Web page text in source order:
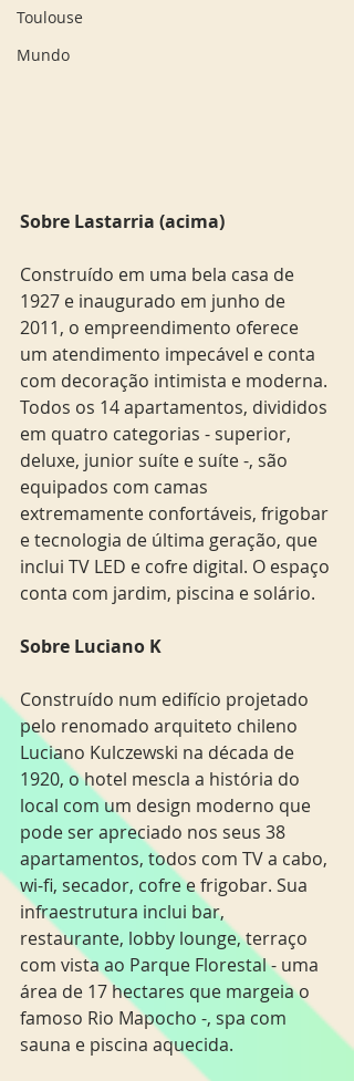
Toulouse
Mundo
Sobre Lastarria (acima)
Construído em uma bela casa de
1927 e inaugurado em junho de
2011, o empreendimento oferece
um atendimento impecável e conta
com decoração intimista e moderna.
Todos os 14 apartamentos, divididos
em quatro categorias - superior,
deluxe, junior suíte e suíte -, são
equipados com camas
extremamente confortáveis, frigobar
e tecnologia de última geração, que
inclui TV LED e cofre digital. O espaço
conta com jardim, piscina e solário.
Sobre Luciano K
Construído num edifício projetado
pelo renomado arquiteto chileno
Luciano Kulczewski na década de
1920, o hotel mescla a história do
local com um design moderno que
pode ser apreciado nos seus 38
apartamentos, todos com TV a cabo,
wi-fi, secador, cofre e frigobar. Sua
infraestrutura inclui bar,
restaurante, lobby lounge, terraço
com vista ao Parque Florestal - uma
área de 17 hectares que margeia o
famoso Rio Mapocho -, spa com
sauna e piscina aquecida.